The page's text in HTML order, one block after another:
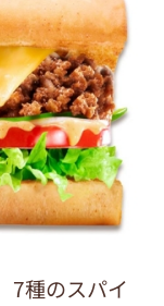
7種のスパイ